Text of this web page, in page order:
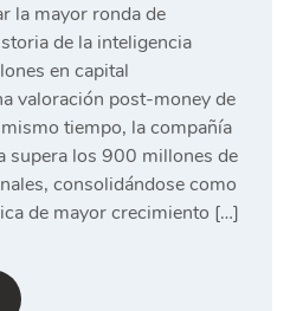
la mayor ronda de
de la inteligencia
en capital
valoración post-money de
tiempo, la compañía
supera los 900 millones de
consolidándose como
de mayor crecimiento […]